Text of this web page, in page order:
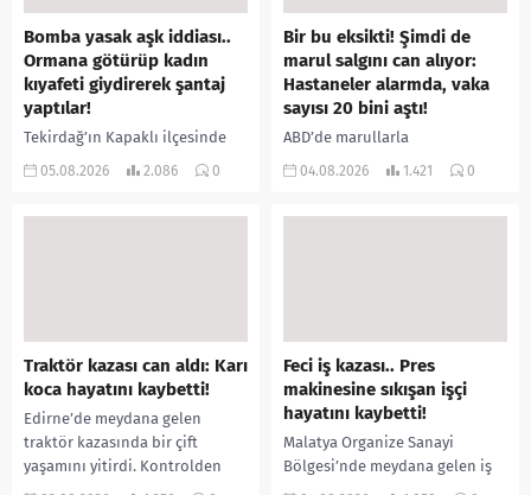
Bomba yasak aşk iddiası..
Ormana götürüp kadın
kıyafeti giydirerek şantaj
yaptılar!
Tekirdağ’ın Kapaklı ilçesinde
bir kişiyi, arkadaşının eşiyle
05.08.2026 2.086 0
Bir bu eksikti! Şimdi de
marul salgını can alıyor:
Hastaneler alarmda, vaka
sayısı 20 bini aştı!
ABD’de marullarla
ilişkilendirilen siklospora
04.08.2026 1.421 0
Traktör kazası can aldı: Karı
koca hayatını kaybetti!
Edirne’de meydana gelen
traktör kazasında bir çift
yaşamını yitirdi. Kontrolden
çıkarak devrilen traktörün
Feci iş kazası.. Pres
makinesine sıkışan işçi
hayatını kaybetti!
Malatya Organize Sanayi
Bölgesi’nde meydana gelen iş
kazasında, pres makinesine